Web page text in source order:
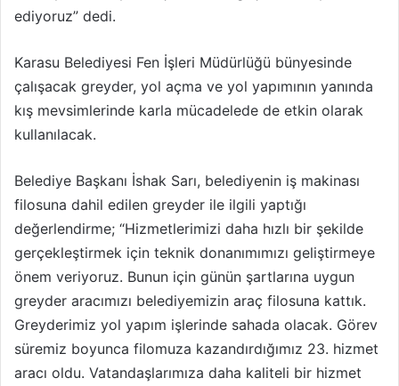
ediyoruz” dedi.
Karasu Belediyesi Fen İşleri Müdürlüğü bünyesinde
çalışacak greyder, yol açma ve yol yapımının yanında
kış mevsimlerinde karla mücadelede de etkin olarak
kullanılacak.
Belediye Başkanı İshak Sarı, belediyenin iş makinası
filosuna dahil edilen greyder ile ilgili yaptığı
değerlendirme; “Hizmetlerimizi daha hızlı bir şekilde
gerçekleştirmek için teknik donanımımızı geliştirmeye
önem veriyoruz. Bunun için günün şartlarına uygun
greyder aracımızı belediyemizin araç filosuna kattık.
Greyderimiz yol yapım işlerinde sahada olacak. Görev
süremiz boyunca filomuza kazandırdığımız 23. hizmet
aracı oldu. Vatandaşlarımıza daha kaliteli bir hizmet